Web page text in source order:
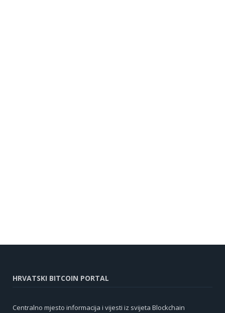
HRVATSKI BITCOIN PORTAL
Centralno mjesto informacija i vijesti iz svijeta Blockchain